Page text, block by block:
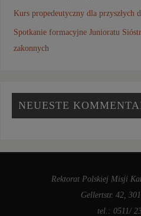
Kurs propedeutyczny dla przyszłych
Spotkanie formacyjne Junioratu
zakonnych
NEUESTE
Rektorat Polskiej Misji
Gellertstr. 42,
tel.: 0511/